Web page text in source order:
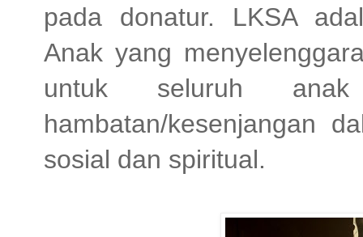
pada donatur. LKSA
Anak yang
untuk seluruh
hambatan/kesenjangan
sosial dan spiritual.